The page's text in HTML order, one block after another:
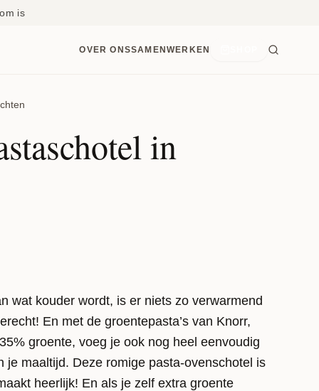
is
OVER ONSSAMENWERKEN
in
wat kouder wordt, is er niets zo verwarmend
En met de groentepasta’s van Knorr,
groente, voeg je ook nog heel eenvoudig
je maaltijd. Deze romige pasta-ovenschotel is
heerlijk! En als je zelf extra groente